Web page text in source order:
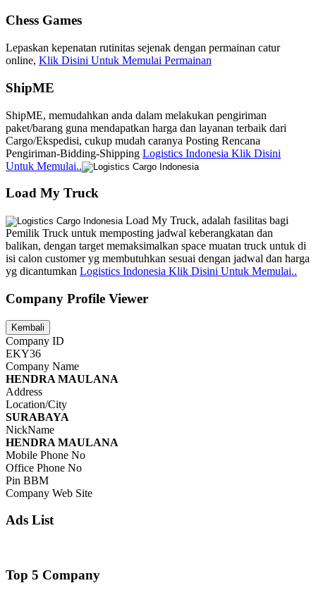
Chess Games
Lepaskan kepenatan rutinitas sejenak dengan permainan catur
online, Klik Disini Untuk Memulai Permainan
ShipME
ShipME, memudahkan anda dalam melakukan pengiriman
paket/barang guna mendapatkan harga dan layanan terbaik dari
Cargo/Ekspedisi, cukup mudah caranya Posting Rencana
Pengiriman-Bidding-Shipping Logistics Indonesia Klik Disini
Untuk Memulai..
Load My Truck
Load My Truck, adalah fasilitas bagi
Pemilik Truck untuk memposting jadwal keberangkatan dan
balikan, dengan target memaksimalkan space muatan truck untuk di
isi calon customer yg membutuhkan sesuai dengan jadwal dan harga
yg dicantumkan Logistics Indonesia Klik Disini Untuk Memulai..
Company Profile Viewer
Company ID
EKY36
Company Name
HENDRA MAULANA
Address
Location/City
SURABAYA
NickName
HENDRA MAULANA
Mobile Phone No
Office Phone No
Pin BBM
Company Web Site
Ads List
Top 5 Company